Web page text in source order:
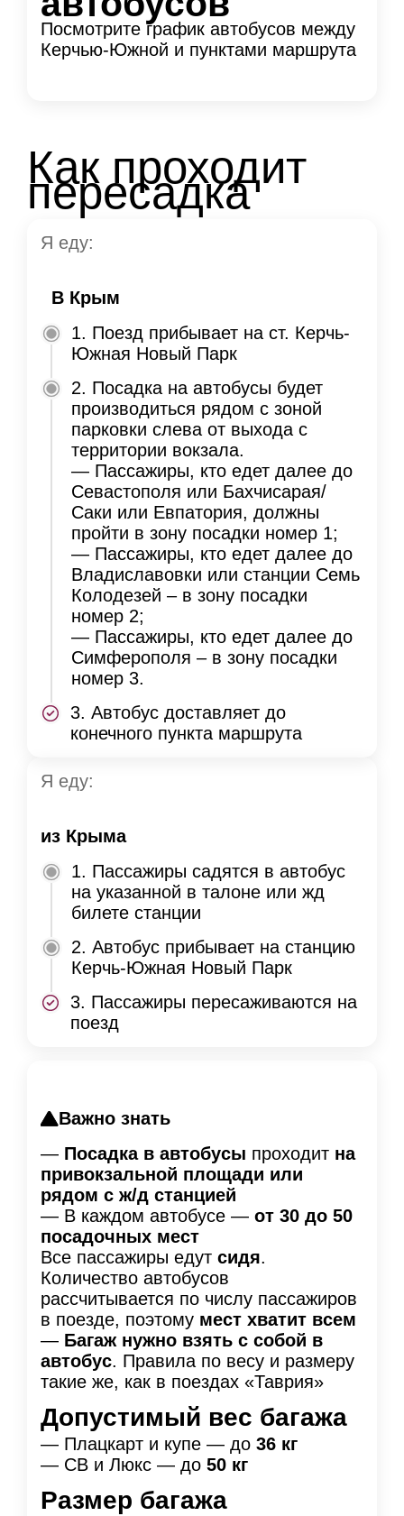
Посмотрите график автобусов между
Керчью-Южной и пунктами маршрута
Как проходит
пересадка
Я еду:
В Крым
1. Поезд прибывает на ст. Керчь-
Южная Новый Парк
2. Посадка на автобусы будет
производиться рядом с зоной
парковки слева от выхода с
территории вокзала.
— Пассажиры, кто едет далее до
Севастополя или Бахчисарая/
Саки или Евпатория, должны
пройти в зону посадки номер 1;
— Пассажиры, кто едет далее до
Владиславовки или станции Семь
Колодезей – в зону посадки
номер 2;
— Пассажиры, кто едет далее до
Симферополя – в зону посадки
номер 3.
3. Автобус доставляет до
конечного пункта маршрута
Я еду:
из Крыма
1. Пассажиры садятся в автобус
на указанной в талоне или жд
билете станции
2. Автобус прибывает на станцию
Керчь-Южная Новый Парк
3. Пассажиры пересаживаются на
поезд
Важно знать
— Посадка в автобусы проходит на
привокзальной площади или
рядом с ж/д станцией
— В каждом автобусе — от 30 до 50
посадочных мест
Все пассажиры едут сидя.
Количество автобусов
рассчитывается по числу пассажиров
в поезде, поэтому мест хватит всем
— Багаж нужно взять с собой в
автобус. Правила по весу и размеру
такие же, как в поездах «Таврия»
Допустимый вес багажа
— Плацкарт и купе — до 36 кг
— СВ и Люкс — до 50 кг
Размер багажа